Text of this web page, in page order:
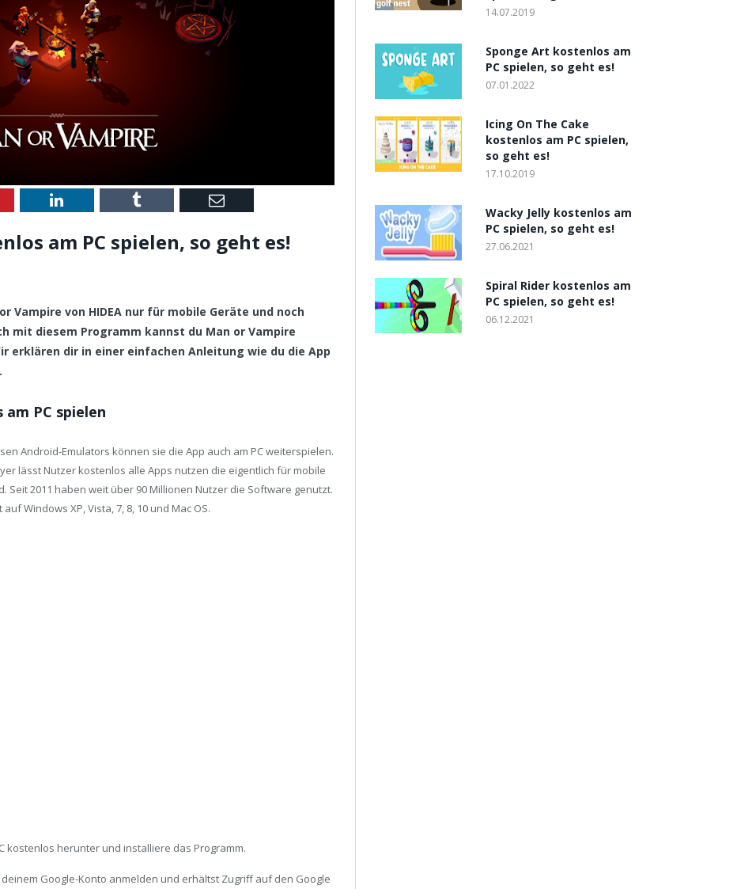
LinkedIn Tumblr Email
am PC spielen, so geht es!
Vampire von HIDEA nur für mobile Geräte und noch
mit diesem Programm kannst du Man or Vampire
erklären dir in einer einfachen Anleitung wie du die App
PC spielen
Android-Emulators können sie die App auch am PC weiterspielen.
lässt Nutzer kostenlos alle Apps nutzen die eigentlich für mobile
Seit 2011 haben weit über 90 Millionen Nutzer die Software genutzt.
Windows XP, Vista, 7, 8, 10 und Mac OS.
kostenlos herunter und installiere das Programm.
Google-Konto anmelden und erhältst Zugriff auf den Google
14.07.2019
Sponge Art kostenlos am
PC spielen, so geht es!
07.01.2022
Icing On The Cake
kostenlos am PC spielen,
so geht es!
17.10.2019
Wacky Jelly kostenlos am
PC spielen, so geht es!
27.06.2021
Spiral Rider kostenlos am
PC spielen, so geht es!
06.12.2021